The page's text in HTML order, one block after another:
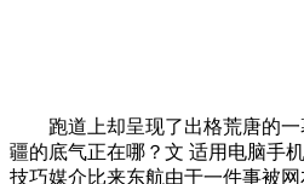
跑道上却呈现了出格荒唐的一
疆的底气正在哪？文 适用电脑手
技巧媒介比来东航由于一件事被